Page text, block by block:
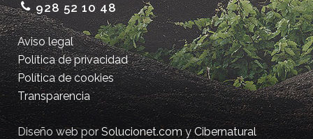
928 52 10 48
Aviso legal
Política de privacidad
Política de cookies
Transparencia
Diseño web porSolucionet.comyCibernatural